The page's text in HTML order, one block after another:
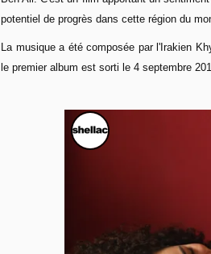
potentiel de progrès dans cette région du
La musique a été composée par l'Irakien
le premier album est sorti le 4 septembre